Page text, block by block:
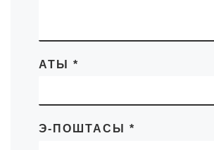
АТЫ *
Э-ПОШТАСЫ *